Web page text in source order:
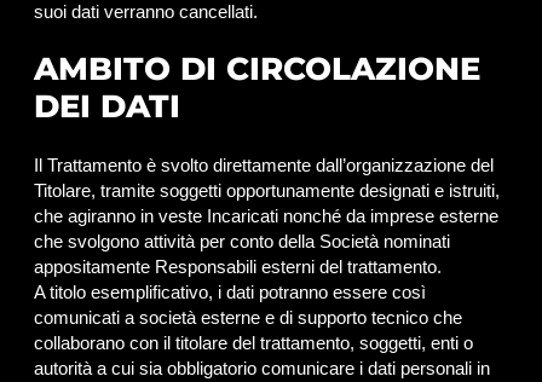
suoi dati verranno cancellati.
AMBITO DI CIRCOLAZIONE
DEI DATI
Il Trattamento è svolto direttamente dall’organizzazione del
Titolare, tramite soggetti opportunamente designati e istruiti,
che agiranno in veste Incaricati nonché da imprese esterne
che svolgono attività per conto della Società nominati
appositamente Responsabili esterni del trattamento.
A titolo esemplificativo, i dati potranno essere così
comunicati a società esterne e di supporto tecnico che
collaborano con il titolare del trattamento, soggetti, enti o
autorità a cui sia obbligatorio comunicare i dati personali in